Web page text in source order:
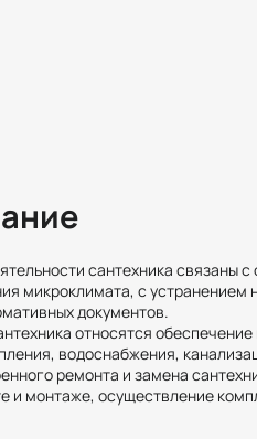
сантехника связаны
микроклимата, с устранением
документов.
относятся
водоснабжения,
ремонта и замена
и монтаже, осуществление